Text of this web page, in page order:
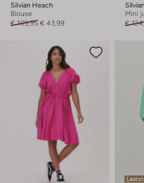
Silvian Heach
Blouse
€ 109,95 € 43,99
Mini
€